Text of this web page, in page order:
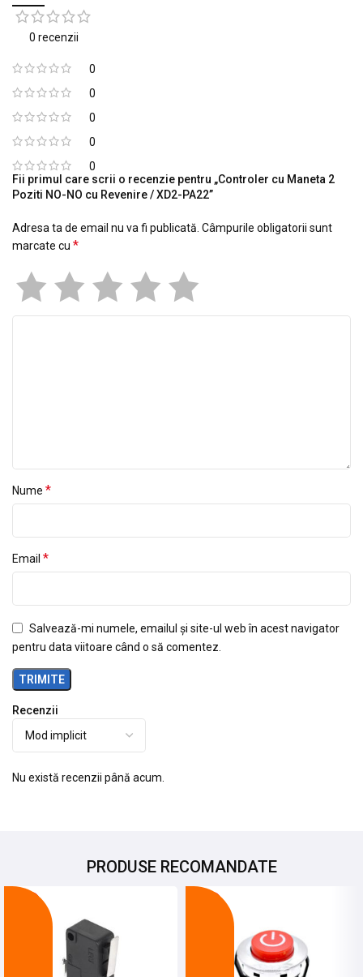
0 recenzii
0
0
0
0
0
Recenzii
Nu există recenzii până acum.
Fii primul care scrii o recenzie pentru „Controler cu Maneta 2
Poziti NO-NO cu Revenire / XD2-PA22”
Adresa ta de email nu va fi publicată. Câmpurile obligatorii sunt
marcate cu *
Nume *
Email *
Salvează-mi numele, emailul și site-ul web în acest navigator
pentru data viitoare când o să comentez.
PRODUSE RECOMANDATE